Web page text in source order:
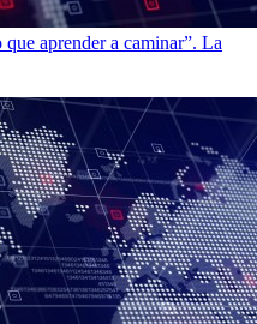
aprender a caminar”. La